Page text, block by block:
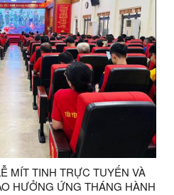
MÍT TINH TRỰC TUYẾN VÀ
HƯỞNG ỨNG THÁNG HÀNH